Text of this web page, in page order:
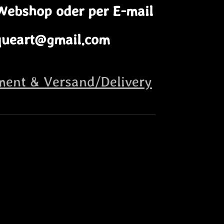
oder per E-mail
& Versand/Delivery